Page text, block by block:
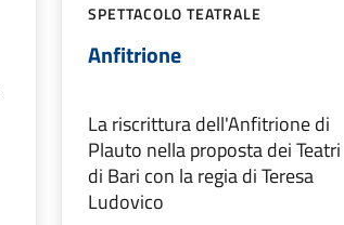
SPETTACOLO TEATRALE
Anfitrione
La riscrittura dell'Anfitrione di
Plauto nella proposta dei Teatri
di Bari con la regia di Teresa
Ludovico